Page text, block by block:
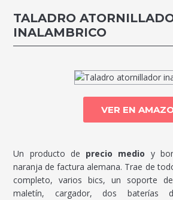
TALADRO
INALAMBRICO
VER EN
Un producto de precio medio y
naranja de factura alemana. Trae de
completo, varios bics, un soporte
maletín, cargador, dos baterías